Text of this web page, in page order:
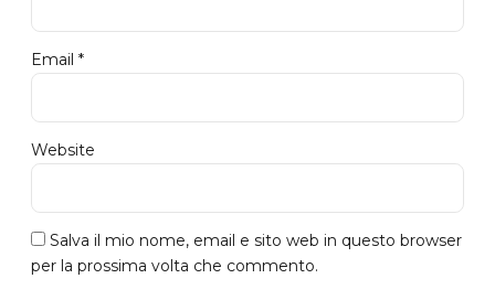
Email *
Website
Salva il mio nome, email e sito web in questo browser
per la prossima volta che commento.